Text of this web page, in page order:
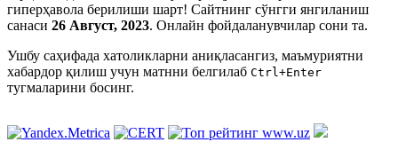
гиперҳавола берилиши шарт! Сайтнинг сўнгги янгиланиш
санаси 26 Август, 2023. Онлайн фойдаланувчилар сони та.
Ушбу саҳифада xатоликларни аниқласангиз, маъмуриятни
xабардор қилиш учун матнни белгилаб Ctrl+Enter
тугмаларини босинг.